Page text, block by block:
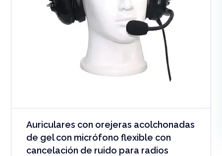
Auriculares con orejeras acolchonadas
de gel con micrófono flexible con
cancelación de ruido para radios